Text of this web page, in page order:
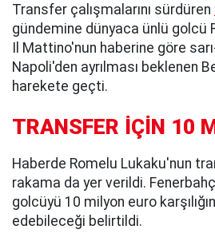
Transfer çalışmalarını sürdüren
gündemine dünyaca ünlü golcü
Il Mattino'nun haberine göre
Napoli'den ayrılması beklenen
harekete geçti.
TRANSFER İÇİN 10
Haberde Romelu Lukaku'nun
rakama da yer verildi.
golcüyü 10 milyon euro
edebileceği belirtildi.